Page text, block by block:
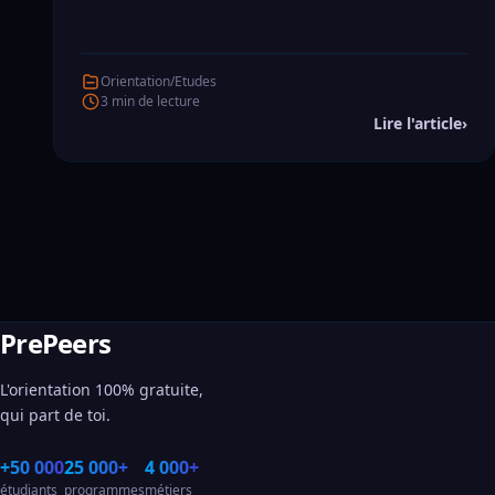
vraiment.
Orientation/Etudes
3 min de lecture
Lire l'article›
PrePeers
L'orientation 100% gratuite,
qui part de toi.
+50 000
étudiants
25 000+
programmes
4 000+
métiers